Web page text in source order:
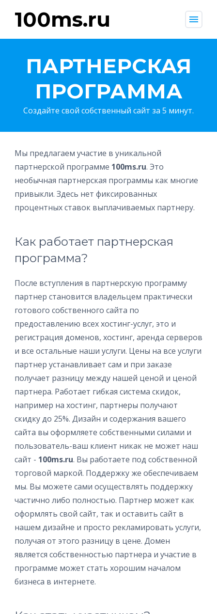
100ms.ru menu
ПАРТНЕРСКАЯ
ПРОГРАММА
Создайте свой собственный сайт за 5 минут.
Мы предлагаем участие в уникальной
партнерской программе 100ms.ru. Это
необычная партнерская программы как многие
привыкли. Здесь нет фиксированных
процентных ставок выплачиваемых партнеру.
Как работает партнерская
программа?
После вступления в партнерскую программу
партнер становится владельцем практически
готового собственного сайта по
предоставлению всех хостинг-услуг, это и
регистрация доменов, хостинг, аренда серверов
и все остальные наши услуги. Цены на все услуги
партнер устанавливает сам и при заказе
получает разницу между нашей ценой и ценой
партнера. Работает гибкая система скидок,
например на хостинг, партнеры получают
скидку до 25%. Дизайн и содержания вашего
сайта вы оформляете собственными силами и
пользователь-ваш клиент никак не может наш
сайт - 100ms.ru. Вы работаете под собственной
торговой маркой. Поддержку же обеспечиваем
мы. Вы можете сами осуществлять поддержку
частично либо полностью. Партнер может как
оформлять свой сайт, так и оставить сайт в
нашем дизайне и просто рекламировать услуги,
получая от этого разницу в цене. Домен
является собственностью партнера и участие в
программе может стать хорошим началом
бизнеса в интернете.